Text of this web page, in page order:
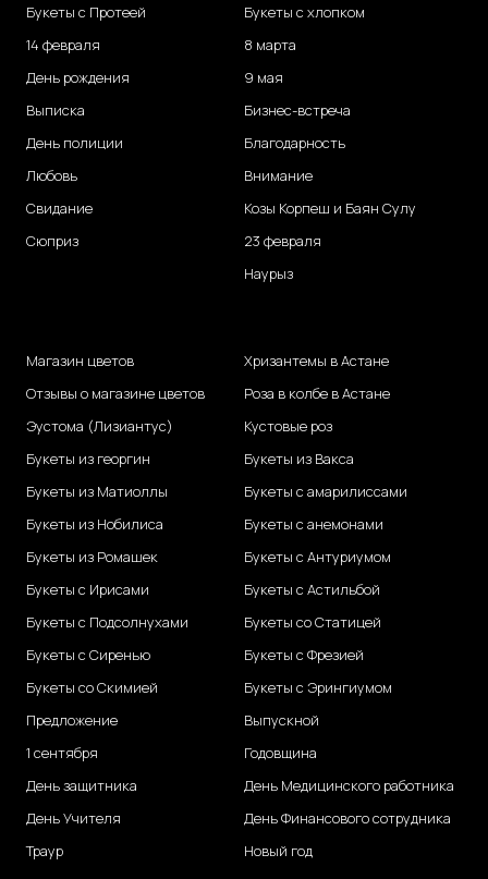
Букеты с Протеей
14 февраля
День рождения
Выписка
День полиции
Любовь
Свидание
Сюприз
Букеты с хлопком
8 марта
9 мая
Бизнес-встреча
Благодарность
Внимание
Козы Корпеш и Баян Сулу
23 февраля
Наурыз
Магазин цветов
Отзывы о магазине цветов
Эустома (Лизиантус)
Букеты из георгин
Букеты из Матиоллы
Букеты из Нобилиса
Букеты из Ромашек
Букеты с Ирисами
Букеты с Подсолнухами
Букеты с Сиренью
Букеты со Скимией
Предложение
1 сентября
День защитника
День Учителя
Траур
Хризантемы в Астане
Роза в колбе в Астане
Кустовые роз
Букеты из Вакса
Букеты с амарилиссами
Букеты с анемонами
Букеты с Антуриумом
Букеты с Астильбой
Букеты со Статицей
Букеты с Фрезией
Букеты с Эрингиумом
Выпускной
Годовщина
День Медицинского работника
День Финансового сотрудника
Новый год